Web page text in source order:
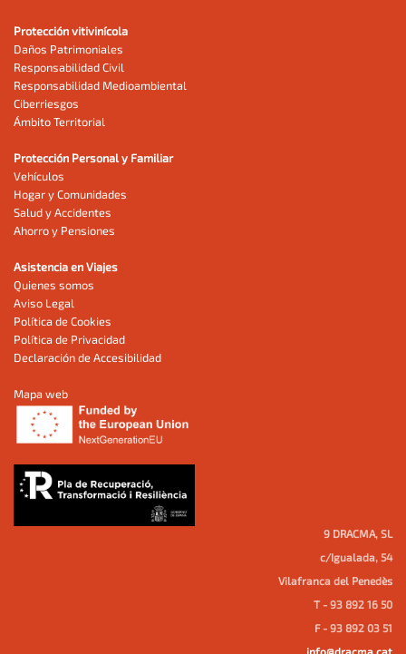
Protección vitivinícola
Daños Patrimoniales
Responsabilidad Civil
Responsabilidad Medioambiental
Ciberriesgos
Ámbito Territorial
Protección Personal y Familiar
Vehículos
Hogar y Comunidades
Salud y Accidentes
Ahorro y Pensiones
Asistencia en Viajes
Quienes somos
Aviso Legal
Política de Cookies
Política de Privacidad
Declaración de Accesibilidad
Mapa web
9 DRACMA, SL
c/Igualada, 54
Vilafranca del Penedès
T - 93 892 16 50
F - 93 892 03 51
info@dracma.cat